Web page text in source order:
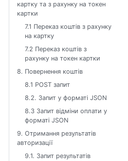
картку та з рахунку на токен
картки
7.1 Переказ коштів з рахунку
на картку
7.2 Переказ коштів з
рахунку на токен картки
8. Повернення коштів
8.1 POST запит
8.2. Запит у форматі JSON
8.3 Запит відміни оплати у
форматі JSON
9. Отримання результатів
авторизації
9.1. Запит результатів